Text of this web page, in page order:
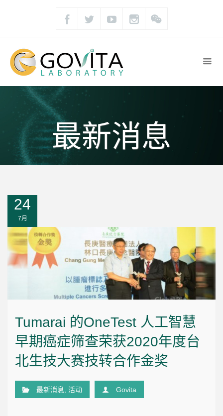
最新消息
24
7月
Tumarai 的OneTest 人工智慧
早期癌症筛查荣获2020年度台
北生技大赛技转合作金奖
最新消息, 活动 Govita